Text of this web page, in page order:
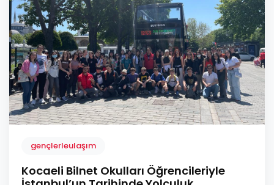
gençlerleulaşım
Kocaeli Bilnet Okulları Öğrencileriyle